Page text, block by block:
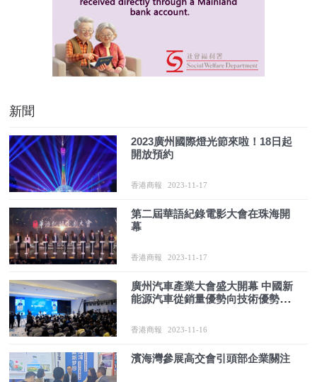
新聞
2023廣州國際燈光節來啦！18日起
開放預約
香港商報 2023-11-17
第二屆華語紀錄電影大會在珠海開
幕
香港商報 2023-11-17
廣州汽車產業大會盛大開幕 中國新
能源汽車從銷量優勢向技術優勢轉
香港商報 2023-11-16
濱海灣參展高交會引頭部企業關注